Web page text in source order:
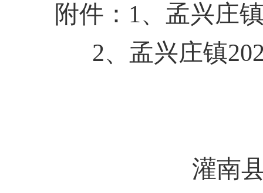
附件 ： 1、孟兴庄
2、孟兴庄镇20
灌南